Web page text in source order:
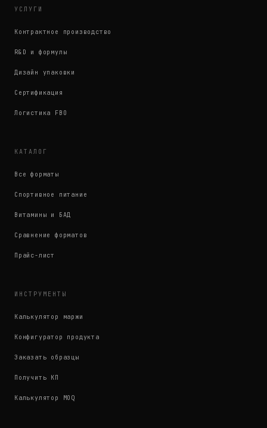
УСЛУГИ
Контрактное производство
R&D и формулы
Дизайн упаковки
Сертификация
Логистика FBO
КАТАЛОГ
Все форматы
Спортивное питание
Витамины и БАД
Сравнение форматов
Прайс-лист
ИНСТРУМЕНТЫ
Калькулятор маржи
Конфигуратор продукта
Заказать образцы
Получить КП
Калькулятор MOQ